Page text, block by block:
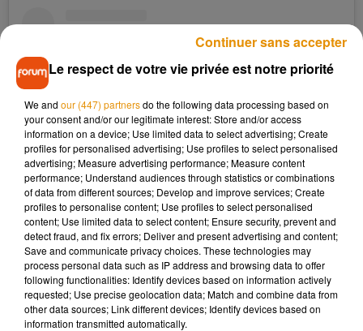
Voir cette publication sur Instagram
Le respect de votre vie privée est notre priorité
We and our (447) partnersdo the following data processing based on
your consent and/or our legitimate interest: Store and/or access
information on a device; Use limited data to select advertising; Create
profiles for personalised advertising; Use profiles to select personalised
advertising; Measure advertising performance; Measure content
performance; Understand audiences through statistics or combinations
of data from different sources; Develop and improve services; Create
profiles to personalise content; Use profiles to select personalised
content; Use limited data to select content; Ensure security, prevent and
detect fraud, and fix errors; Deliver and present advertising and content;
Save and communicate privacy choices. These technologies may
process personal data such as IP address and browsing data to offer
following functionalities: Identify devices based on information actively
requested; Use precise geolocation data; Match and combine data from
other data sources; Link different devices; Identify devices based on
information transmitted automatically.
Continuer sans accepter